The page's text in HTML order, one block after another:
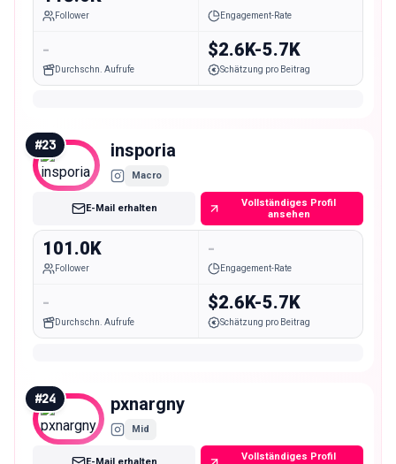
Follower Engagement-Rate
-
Durchschn. Aufrufe
$2.6K-5.7K
Schätzung pro Beitrag
#23 insporia
Macro
E-Mail erhalten
Vollständiges Profil
ansehen
101.0K
Follower
-
Engagement-Rate
-
Durchschn. Aufrufe
$2.6K-5.7K
Schätzung pro Beitrag
#24 pxnargny
Mid
Vollständiges Profil